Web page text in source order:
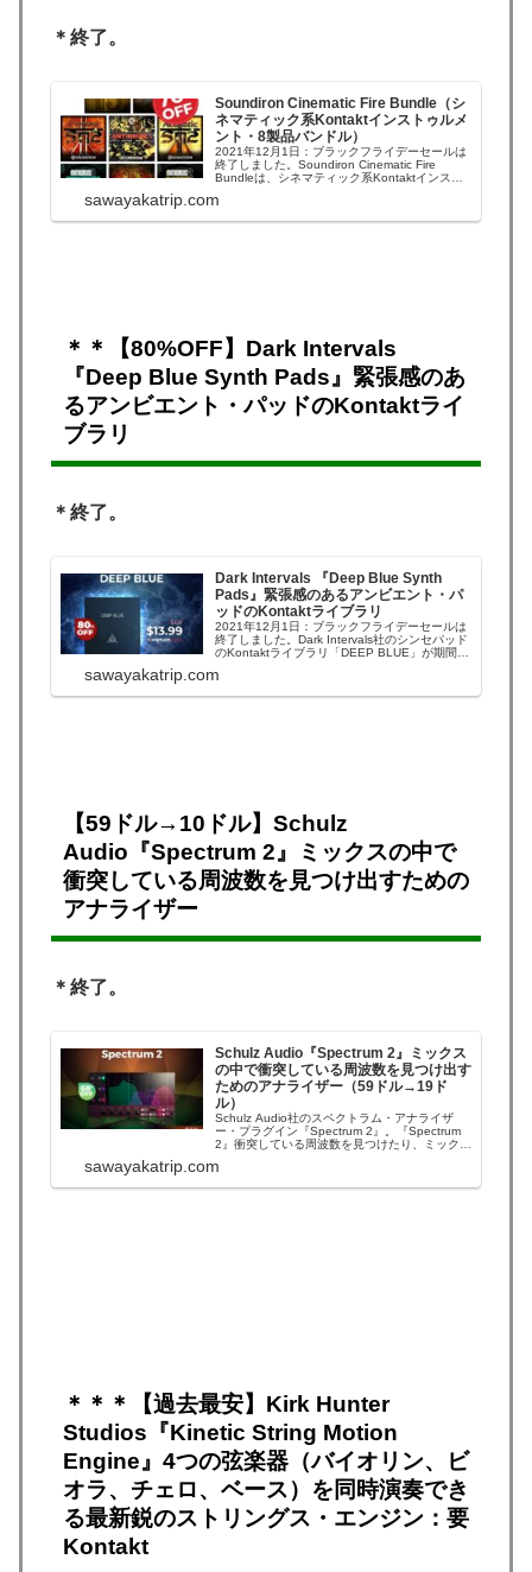
＊終了。
Soundiron Cinematic Fire Bundle（シ
ネマティック系Kontaktインストゥルメ
ント・8製品バンドル）
2021年12月1日：ブラックフライデーセールは
終了しました。Soundiron Cinematic Fire
Bundleは、シネマティック系Kontaktインスト
です。Audio Plugin Dealsのブラックフライデ
sawayakatrip.com
＊＊【80%OFF】Dark Intervals
『Deep Blue Synth Pads』緊張感のあ
るアンビエント・パッドのKontaktライ
ブラリ
＊終了。
Dark Intervals 『Deep Blue Synth
Pads』緊張感のあるアンビエント・パ
ッドのKontaktライブラリ
2021年12月1日：ブラックフライデーセールは
終了しました。Dark Intervals社のシンセパッド
のKontaktライブラリ「DEEP BLUE」が期間限
かでアンビエントなサウンドのパッド、クラス
sawayakatrip.com
【59ドル→10ドル】Schulz
Audio『Spectrum 2』ミックスの中で
衝突している周波数を見つけ出すための
アナライザー
＊終了。
Schulz Audio『Spectrum 2』ミックス
の中で衝突している周波数を見つけ出す
ためのアナライザー（59ドル→19ド
ル）
Schulz Audio社のスペクトラム・アナライザ
ー・プラグイン『Spectrum 2』。『Spectrum
2』衝突している周波数を見つけたり、ミックス
（12:38・自動翻訳の日本語字幕可能）：
sawayakatrip.com
＊＊＊【過去最安】Kirk Hunter
Studios『Kinetic String Motion
Engine』4つの弦楽器（バイオリン、ビ
オラ、チェロ、ベース）を同時演奏でき
る最新鋭のストリングス・エンジン：要
Kontakt